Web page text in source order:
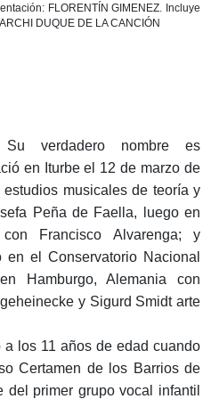
FLORENTÍN GIMENEZ. Incluye
DUQUE DE LA CANCIÓN
Su verdadero nombre es
en Iturbe el 12 de marzo de
musicales de teoría y
Peña de Faella, luego en
Francisco Alvarenga; y
el Conservatorio Nacional
Hamburgo, Alemania con
y Sigurd Smidt arte
los 11 años de edad cuando
Certamen de los Barrios de
del primer grupo vocal infantil